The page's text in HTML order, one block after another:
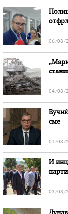
06/08/
04/08/
сме
01/08/
И
03/08/